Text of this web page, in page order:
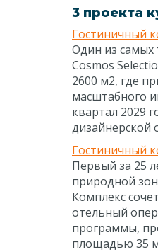
3 проекта
Гостиничный
Один из самых
Cosmos
2600 м2, где
масштабного
квартал 2029
дизайнерской
Гостиничный
Первый за 25
природной
Комплекс
отельный
программы,
площадью 35